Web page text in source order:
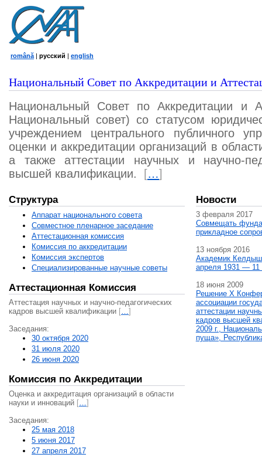
română | русский | english
Национальный Совет по Аккредитации и
Национальный Совет по Аккредитации и
Национальный совет) со статусом
учреждением центрального публичного
оценки и аккредитации организаций в
а также аттестации научных и научно-
высшей квалификации.
[…]
Структура
Аппарат национального совета
Совместное пленарное заседание
Аттестационная комисcия
Комиссия по аккредитации
Комиссия экспертов
Специализированные научные советы
Аттестационная Комиссия
Аттестация научных и научно-педагогических
кадров высшей квалификации […]
Заседания:
30 октября 2020
31 июля 2020
26 июня 2020
Комиссия по Аккредитации
Оценка и аккредитация организаций в области
науки и инноваций […]
Заседания:
25 мая 2018
5 июня 2017
27 апреля 2017
Новости
3 февраля 2017
Совмещать
прикладное
13 ноября 2016
Академик
апреля 1931 — 11
18 июня 2009
Решение X
ассоциации
аттестации
кадров высшей
2009 г.,
пуща»,